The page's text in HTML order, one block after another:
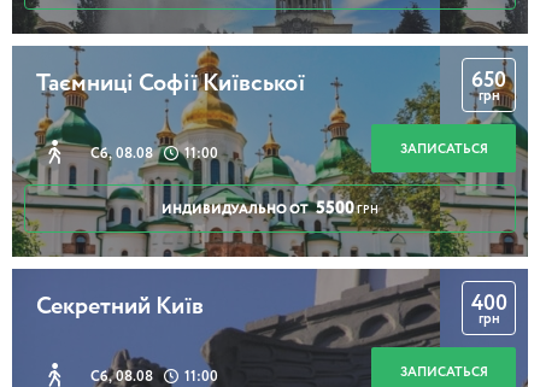
Таємниці Софії Київської
Сб, 08.08 11:00
650
грн
ЗАПИСАТЬСЯ
ИНДИВИДУАЛЬНО ОТ 5500 ГРН
Секретний Київ
Сб, 08.08 11:00
400
грн
ЗАПИСАТЬСЯ